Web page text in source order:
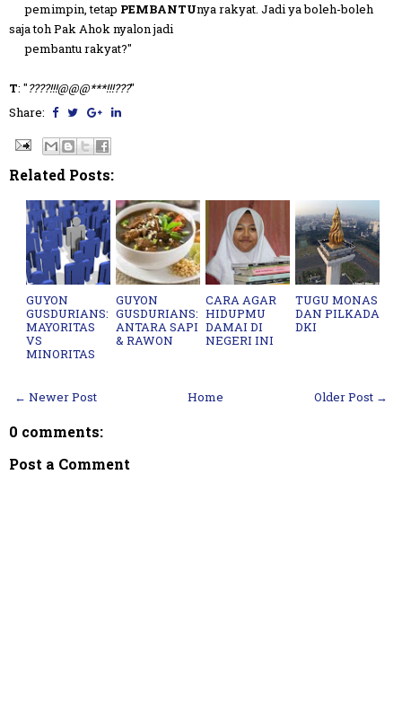
pemimpin, tetap PEMBANTUnya rakyat. Jadi ya boleh-boleh
saja toh Pak Ahok nyalon jadi
pembantu rakyat?"
T: "????!!!@@@***!!!???"
Share:
Related Posts:
GUYON
GUSDURIANS:
MAYORITAS
VS
MINORITAS
GUYON
GUSDURIANS:
ANTARA SAPI
& RAWON
CARA AGAR
HIDUPMU
DAMAI DI
NEGERI INI
TUGU MONAS
DAN PILKADA
DKI
← Newer Post Older Post →
Home
0 comments:
Post a Comment